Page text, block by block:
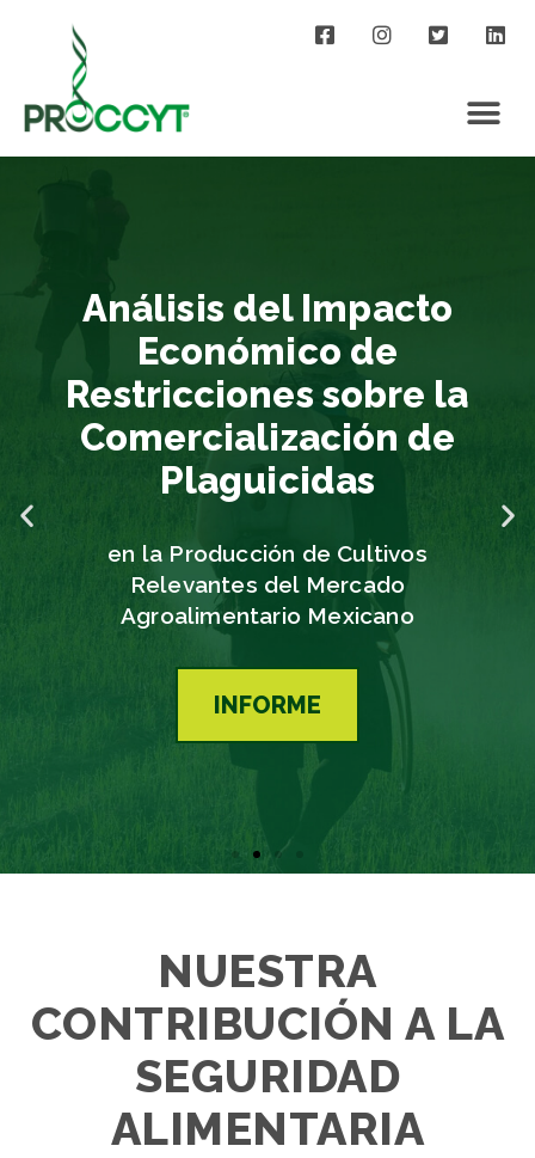
Análisis del Impacto
Económico de
Restricciones sobre la
Comercialización de
Plaguicidas
en la Producción de Cultivos
Relevantes del Mercado
Agroalimentario Mexicano
INFORME
NUESTRA
CONTRIBUCIÓN A LA
SEGURIDAD
ALIMENTARIA